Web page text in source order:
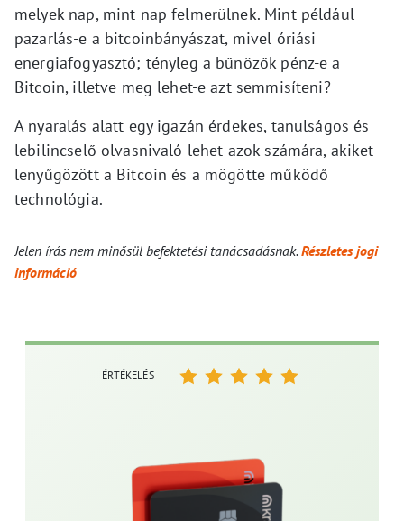
melyek nap, mint nap felmerülnek. Mint például
pazarlás-e a bitcoinbányászat, mivel óriási
energiafogyasztó; tényleg a bűnözők pénz-e a
Bitcoin, illetve meg lehet-e azt semmisíteni?
A nyaralás alatt egy igazán érdekes, tanulságos és
lebilincselő olvasnivaló lehet azok számára, akiket
lenyűgözött a Bitcoin és a mögötte működő
technológia.
Jelen írás nem minősül befektetési tanácsadásnak.Részletes jogi
információ
ÉRTÉKELÉS